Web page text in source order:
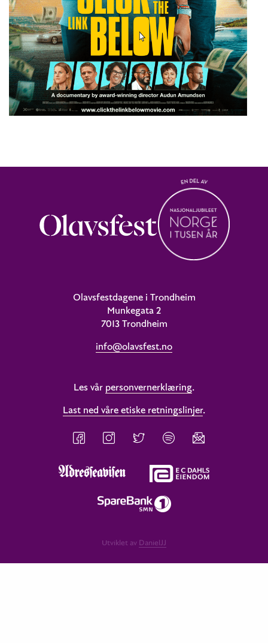
Olavsfestdagene i Trondheim
Munkegata 2
7013 Trondheim
info@olavsfest.no
Les vår personvernerklæring.
Last ned våre etiske retningslinjer.
Utviklet av DanielJJ